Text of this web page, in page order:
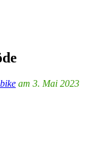
am 3. Mai 2023